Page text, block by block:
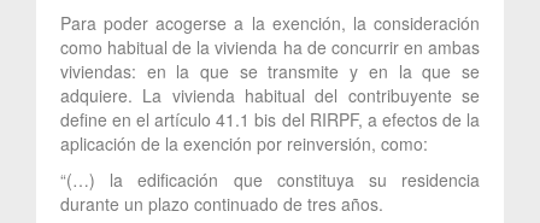
Para poder acogerse a la exención, la consideración
como habitual de la vivienda ha de concurrir en ambas
viviendas: en la que se transmite y en la que se
adquiere. La vivienda habitual del contribuyente se
define en el artículo 41.1 bis del RIRPF, a efectos de la
aplicación de la exención por reinversión, como:
“(…) la edificación que constituya su residencia
durante un plazo continuado de tres años.